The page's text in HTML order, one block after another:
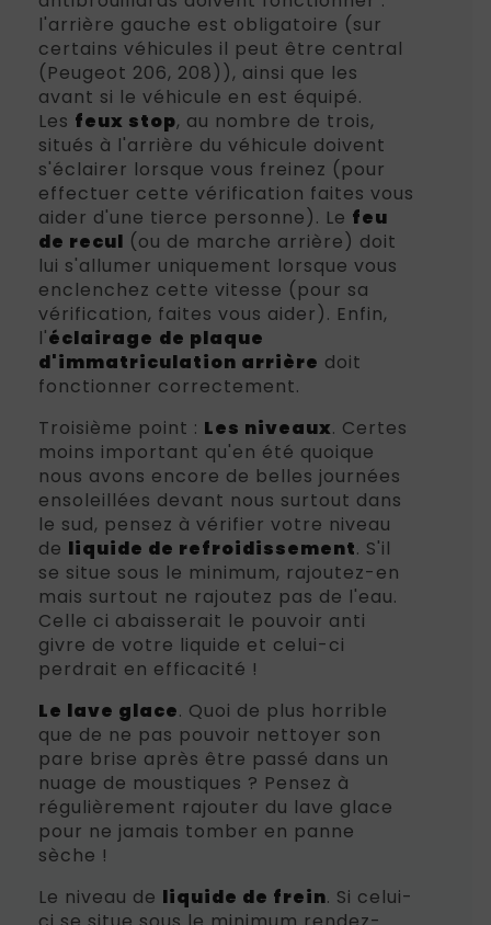
l'arrière gauche est obligatoire (sur
certains véhicules il peut être central
(Peugeot 206, 208)), ainsi que les
avant si le véhicule en est équipé.
Les feux stop, au nombre de trois,
situés à l'arrière du véhicule doivent
s'éclairer lorsque vous freinez (pour
effectuer cette vérification faites vous
aider d'une tierce personne). Le feu
de recul (ou de marche arrière) doit
lui s'allumer uniquement lorsque vous
enclenchez cette vitesse (pour sa
vérification, faites vous aider). Enfin,
l'éclairage de plaque
d'immatriculation arrière doit
fonctionner correctement.
Troisième point : Les niveaux. Certes
moins important qu'en été quoique
nous avons encore de belles journées
ensoleillées devant nous surtout dans
le sud, pensez à vérifier votre niveau
de liquide de refroidissement. S'il
se situe sous le minimum, rajoutez-en
mais surtout ne rajoutez pas de l'eau.
Celle ci abaisserait le pouvoir anti
givre de votre liquide et celui-ci
perdrait en efficacité !
Le lave glace. Quoi de plus horrible
que de ne pas pouvoir nettoyer son
pare brise après être passé dans un
nuage de moustiques ? Pensez à
régulièrement rajouter du lave glace
pour ne jamais tomber en panne
sèche !
Le niveau de liquide de frein. Si celui-